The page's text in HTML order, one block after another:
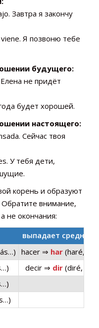
Завтра я закончу
Я позвоню тебе
будущего:
не придёт
будет хорошей.
настоящего:
Сейчас твоя
У тебя дети,
корень и образуют
внимание,
не окончания:
выпадает средний
hacer ⇒ har (haré,
decir ⇒ dir (diré,